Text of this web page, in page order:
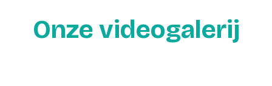
Onze videogalerij